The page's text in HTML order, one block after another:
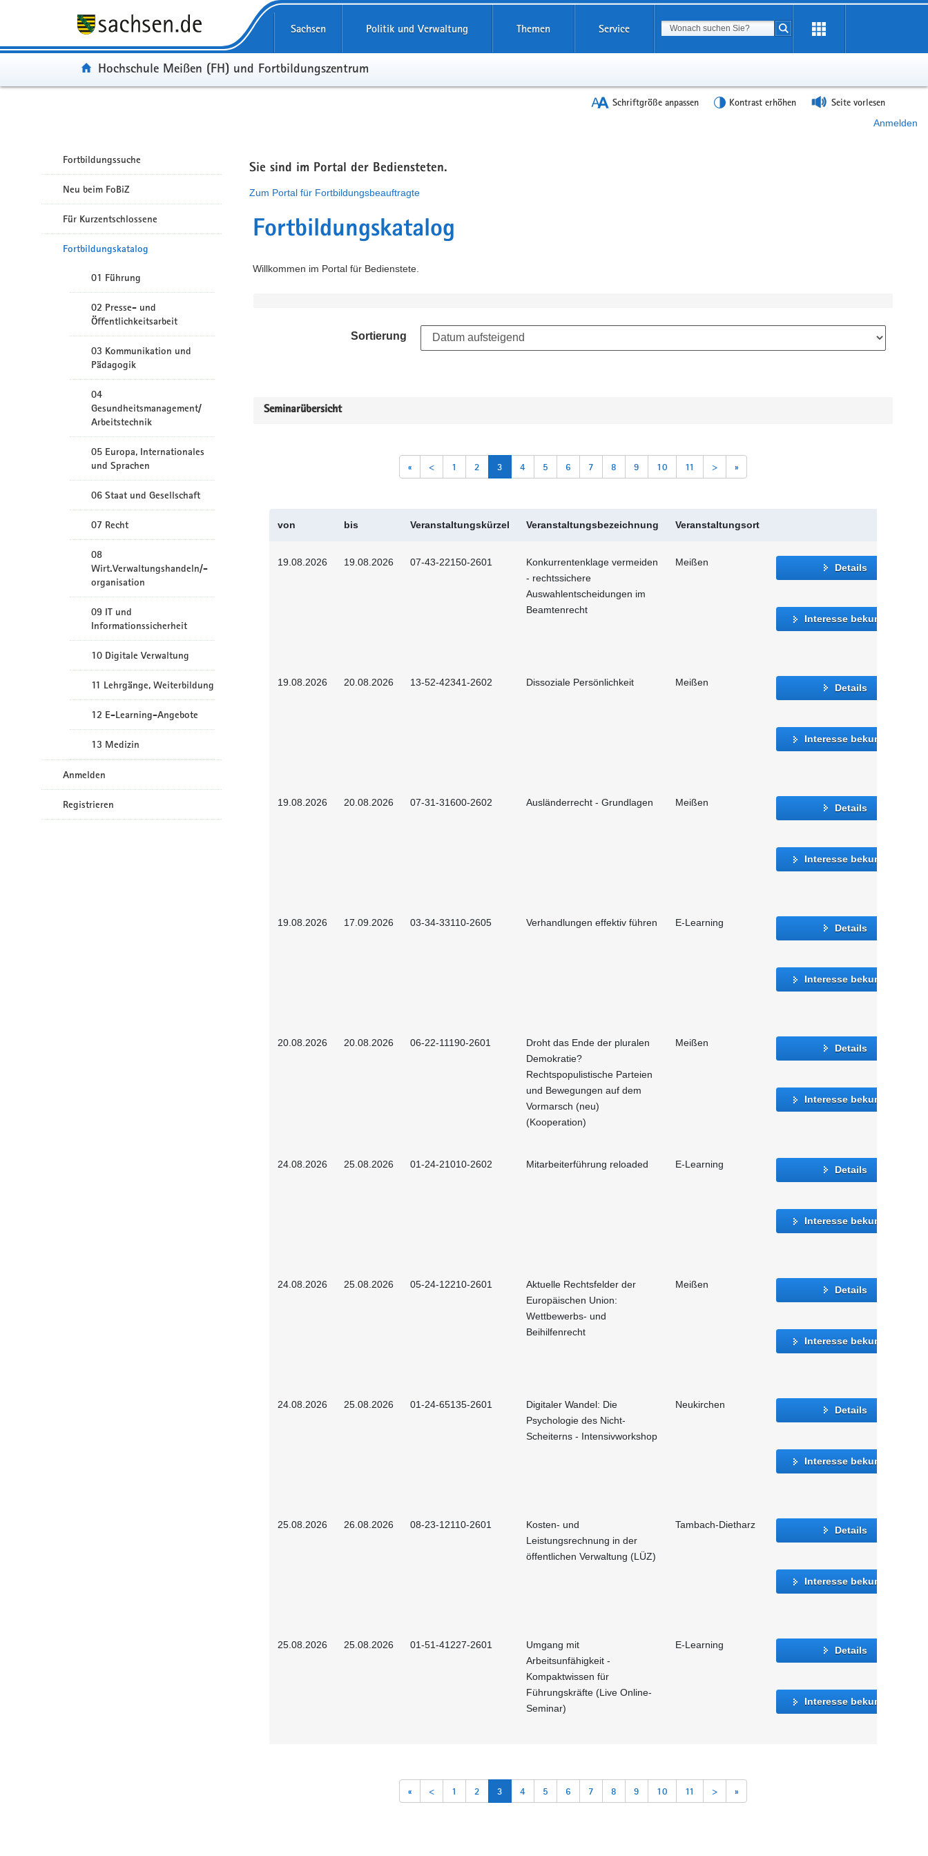
Sachsen Politik und Verwaltung Themen Service Suchbegriff
Suche starten
Portal:
Hochschule Meißen (FH) und Fortbildungszentrum
Schriftgröße anpassen Kontrast erhöhen Seite vorlesen
Anmelden
Fortbildungssuche
Neu beim FoBiZ
Für Kurzentschlossene
Fortbildungskatalog
01 Führung
02 Presse- und
Öffentlichkeitsarbeit
03 Kommunikation und
Pädagogik
04
Gesundheitsmanagement/
Arbeitstechnik
05 Europa, Internationales
und Sprachen
06 Staat und Gesellschaft
07 Recht
08
Wirt.Verwaltungshandeln/-
organisation
09 IT und
Informationssicherheit
10 Digitale Verwaltung
11 Lehrgänge, Weiterbildung
12 E-Learning-Angebote
13 Medizin
Anmelden
Registrieren
Sie sind im Portal der Bediensteten.
Zum Portal für Fortbildungsbeauftragte
Fortbildungskatalog
Willkommen im Portal für Bedienstete.
Sortierung
Seminarübersicht
« < 1 2 3 4 5 6 7 8 9 10 11 > »
von bis Veranstaltungskürzel Veranstaltungsbezeichnung Veranstaltungsort
19.08.2026 19.08.2026 07-43-22150-2601
Konkurrentenklage vermeiden
- rechtssichere
Auswahlentscheidungen im
Beamtenrecht
Meißen Details
Interesse bekunden
19.08.2026 20.08.2026 13-52-42341-2602 Dissoziale Persönlichkeit Meißen Details
Interesse bekunden
19.08.2026 20.08.2026 07-31-31600-2602 Ausländerrecht - Grundlagen Meißen Details
Interesse bekunden
19.08.2026 17.09.2026 03-34-33110-2605 Verhandlungen effektiv führen E-Learning Details
Interesse bekunden
20.08.2026 20.08.2026 06-22-11190-2601
Droht das Ende der pluralen
Demokratie?
Rechtspopulistische Parteien
und Bewegungen auf dem
Vormarsch (neu)
(Kooperation)
Meißen Details
Interesse bekunden
24.08.2026 25.08.2026 01-24-21010-2602 Mitarbeiterführung reloaded E-Learning Details
Interesse bekunden
24.08.2026 25.08.2026 05-24-12210-2601
Aktuelle Rechtsfelder der
Europäischen Union:
Wettbewerbs- und
Beihilfenrecht
Meißen Details
Interesse bekunden
24.08.2026 25.08.2026 01-24-65135-2601
Digitaler Wandel: Die
Psychologie des Nicht-
Scheiterns - Intensivworkshop
Neukirchen Details
Interesse bekunden
25.08.2026 26.08.2026 08-23-12110-2601
Kosten- und
Leistungsrechnung in der
öffentlichen Verwaltung (LÜZ)
Tambach-Dietharz Details
Interesse bekunden
25.08.2026 25.08.2026 01-51-41227-2601
Umgang mit
Arbeitsunfähigkeit -
Kompaktwissen für
Führungskräfte (Live Online-
Seminar)
E-Learning Details
Interesse bekunden
« < 1 2 3 4 5 6 7 8 9 10 11 > »